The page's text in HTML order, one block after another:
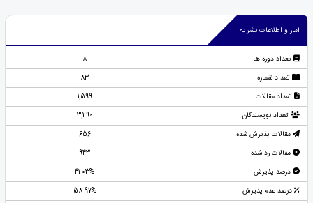
آمار و اطلاعات نشریه
تعداد دوره ها
8
تعداد شماره
83
تعداد مقالات
1,599
تعداد نویسندگان
3,290
مقالات پذیرش شده
656
مقالات رد شده
943
درصد پذیرش
41.03%
درصد عدم پذیرش
58.97%